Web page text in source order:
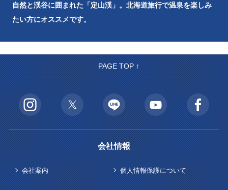
自然と渓谷に囲まれた「定山渓」。北海道旅行で温泉を楽しみ
たい方にオススメです。
PAGE TOP ↑
会社情報
会社案内 個人情報保護について